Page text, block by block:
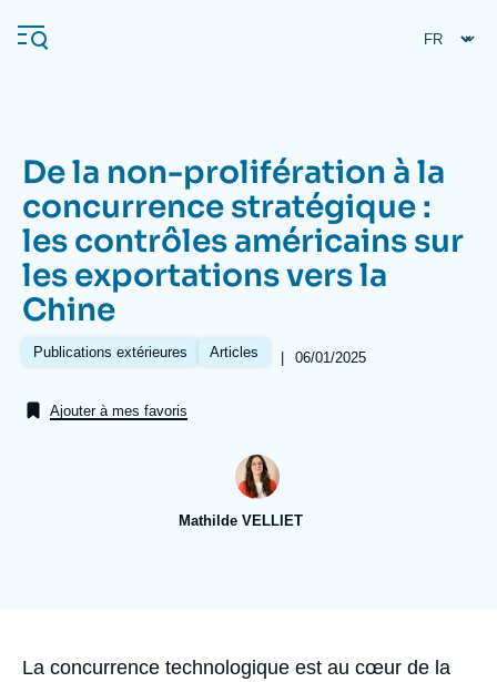
au
contenu
Navigation
principale
L'Ifri
Analyses
Se connecter
À propos de l'Ifri Recherches fréquentes
De la non-prolifération à la
concurrence stratégique :
les contrôles américains sur
les exportations vers la
Chine
Publications extérieures Articles |
Date
06/01/2025
Ajouter à mes favoris
Mathilde VELLIET
Accroche
La concurrence technologique est au cœur de la